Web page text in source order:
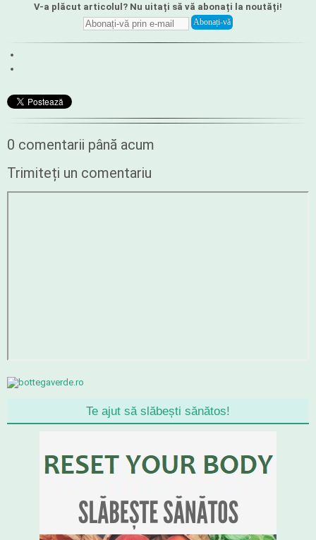
V-a plăcut articolul? Nu uitați să vă abonați la noutăți!
0 comentarii până acum
Trimiteți un comentariu
Te ajut să slăbești sănătos!